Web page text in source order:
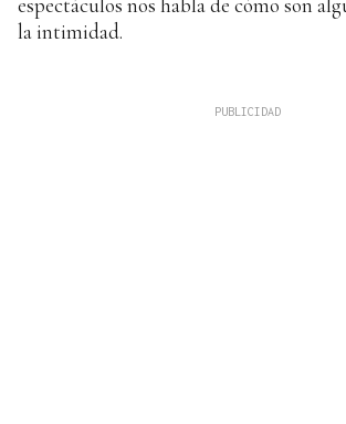
espectáculos nos habla de cómo son
la intimidad.